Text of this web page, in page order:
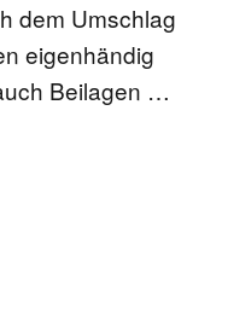
dem Umschlag
eigenhändig
Beilagen …